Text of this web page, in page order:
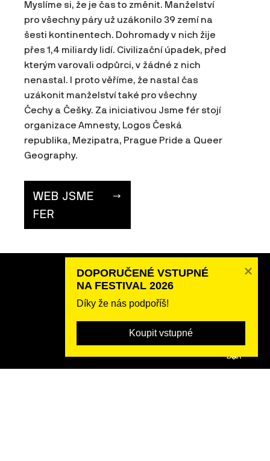
DAR
Myslíme si, že je čas to změnit. Manželství
pro všechny páry už uzákonilo 39 zemí na
šesti kontinentech. Dohromady v nich žije
přes 1,4 miliardy lidí. Civilizační úpadek, před
kterým varovali odpůrci, v žádné z nich
nenastal. I proto věříme, že nastal čas
uzákonit manželství také pro všechny
Čechy a Češky. Za iniciativou Jsme fér stojí
organizace Amnesty, Logos Česká
republika, Mezipatra, Prague Pride a Queer
Geography.
WEB JSME
FER
Partneři festivalu 2026
Podpoř nás!
O festivalu
Tým
DOPORUČENÉ VSTUPNÉ
NA FESTIVAL 2026
Díky že nás podpoříš!
Koupit vstupné